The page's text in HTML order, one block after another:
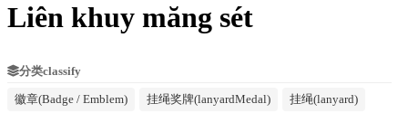
Liên khuy măng sét
分类classify
徽章(Badge / Emblem) 挂绳奖牌(lanyardMedal) 挂绳(lanyard)